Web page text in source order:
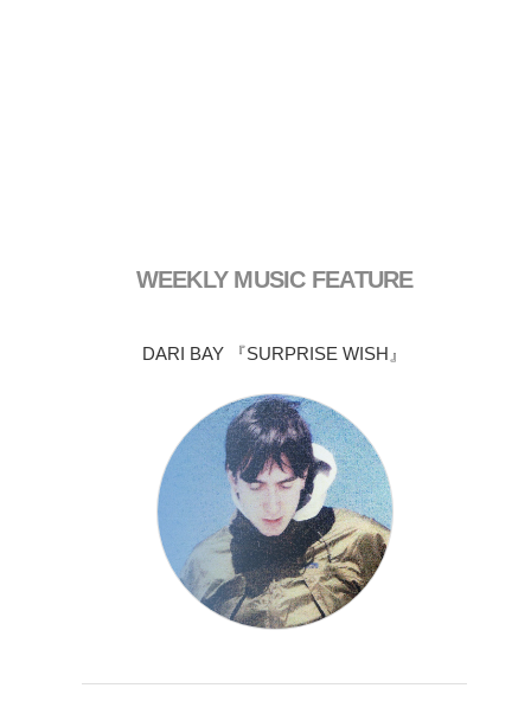
WEEKLY MUSIC FEATURE
DARI BAY 『SURPRISE WISH』